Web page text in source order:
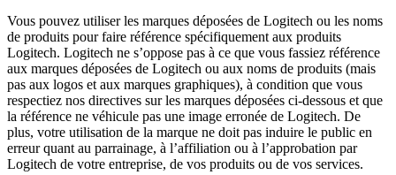
Vous pouvez utiliser les marques déposées de Logitech ou les noms
de produits pour faire référence spécifiquement aux produits
Logitech. Logitech ne s’oppose pas à ce que vous fassiez référence
aux marques déposées de Logitech ou aux noms de produits (mais
pas aux logos et aux marques graphiques), à condition que vous
respectiez nos directives sur les marques déposées ci-dessous et que
la référence ne véhicule pas une image erronée de Logitech. De
plus, votre utilisation de la marque ne doit pas induire le public en
erreur quant au parrainage, à l’affiliation ou à l’approbation par
Logitech de votre entreprise, de vos produits ou de vos services.